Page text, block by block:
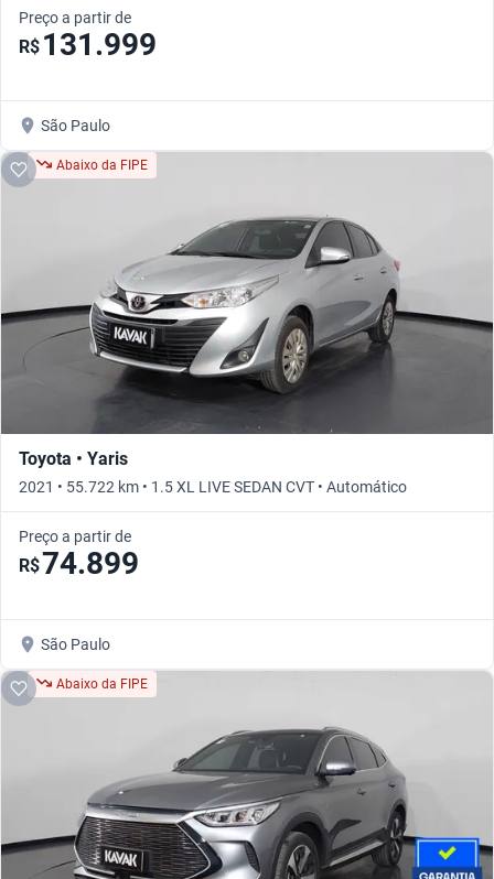
Preço a partir de
R$ 131.999
São Paulo
Abaixo da FIPE
Toyota • Yaris
2021 • 55.722 km • 1.5 XL LIVE SEDAN CVT • Automático
Preço a partir de
R$74.899
São Paulo
Abaixo da FIPE